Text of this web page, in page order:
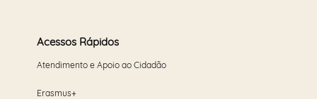
Acessos Rápidos
Atendimento e Apoio ao Cidadão
Erasmus+